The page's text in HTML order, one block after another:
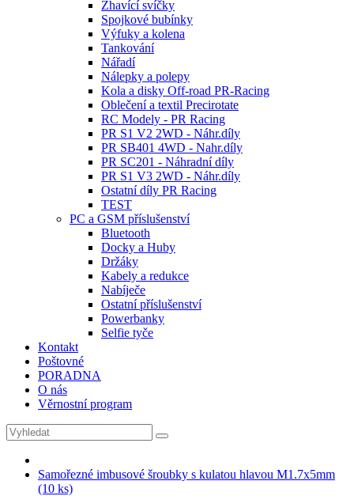
Žhavící svíčky
Spojkové bubínky
Výfuky a kolena
Tankování
Nářadí
Nálepky a polepy
Kola a disky Off-road PR-Racing
Oblečení a textil Precirotate
RC Modely - PR Racing
PR S1 V2 2WD - Náhr.díly
PR SB401 4WD - Nahr.díly
PR SC201 - Náhradní díly
PR S1 V3 2WD - Náhr.díly
Ostatní díly PR Racing
TEST
PC a GSM příslušenství
Bluetooth
Docky a Huby
Držáky
Kabely a redukce
Nabíječe
Ostatní příslušenství
Powerbanky
Selfie tyče
Kontakt
Poštovné
PORADNA
O nás
Věrnostní program
Samořezné imbusové šroubky s kulatou hlavou M1.7x5mm
(10 ks)